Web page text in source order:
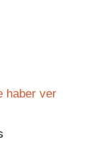
haber ver